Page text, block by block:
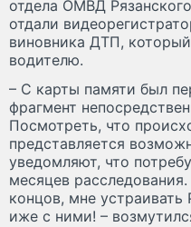
отдела ОМВД
отдали
виновника ДТП,
водителю.
– С карты памяти был
фрагмент
Посмотреть, что
представляется
уведомляют, что
месяцев
концов, мне
иже с ними! –